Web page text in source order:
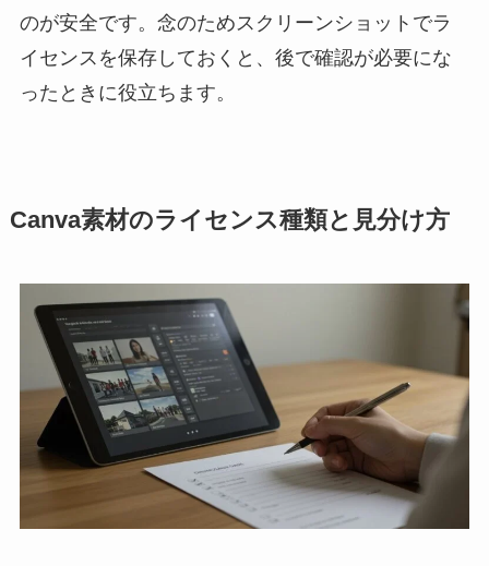
のが安全です。念のためスクリーンショットでラ
イセンスを保存しておくと、後で確認が必要にな
ったときに役立ちます。
Canva素材のライセンス種類と見分け方